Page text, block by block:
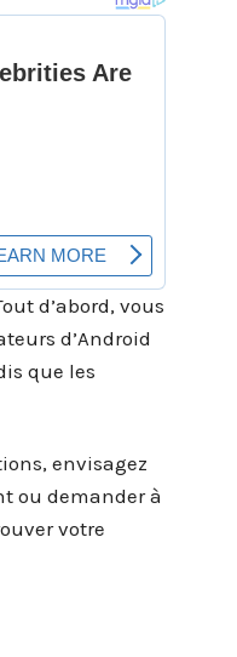
d’abord, vous
d’Android
que les
envisagez
ou demander à
votre